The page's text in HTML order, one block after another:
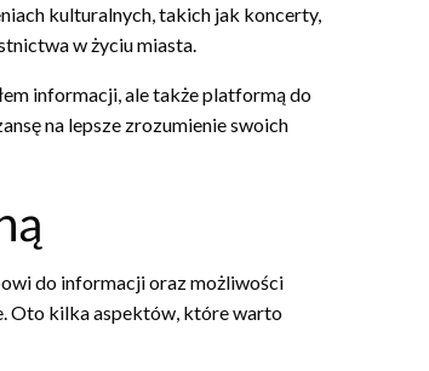
kulturalnych, takich jak koncerty,
w życiu miasta.
informacji, ale także platformą do
na lepsze zrozumienie swoich
do informacji oraz możliwości
Oto kilka aspektów, które warto